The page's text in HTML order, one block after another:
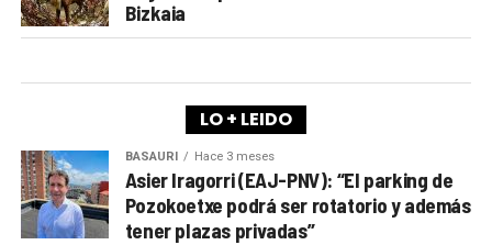
Bizkaia
LO + LEIDO
BASAURI Hace 3 meses
Asier Iragorri (EAJ-PNV): “El parking de
Pozokoetxe podrá ser rotatorio y además
tener plazas privadas”